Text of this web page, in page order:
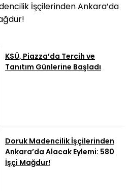
İşçilerinden Ankara’da
KSÜ, Piazza’da Tercih ve
Tanıtım Günlerine Başladı
Doruk Madencilik İşçilerinden
Ankara’da Alacak Eylemi: 580
İşçi Mağdur!